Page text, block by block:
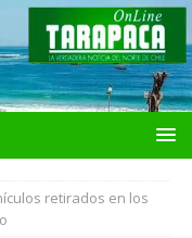
retirados en los